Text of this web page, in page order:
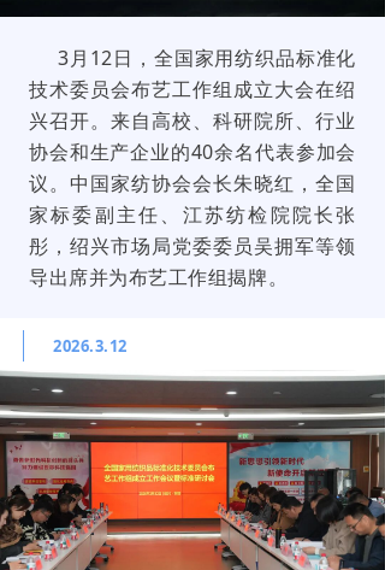
3月12日，全国家用纺织品标准化
技术委员会布艺工作组成立大会在绍
兴召开。来自高校、科研院所、行业
协会和生产企业的40余名代表参加会
议。中国家纺协会会长朱晓红，全国
家标委副主任、江苏纺检院院长张
彤，绍兴市场局党委委员吴拥军等领
导出席并为布艺工作组揭牌。
2026.3.12